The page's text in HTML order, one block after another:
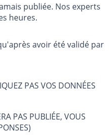
publiée. Nos experts
heures.
avoir été validé par
PAS VOS DONNÉES
PAS PUBLIÉE, VOUS